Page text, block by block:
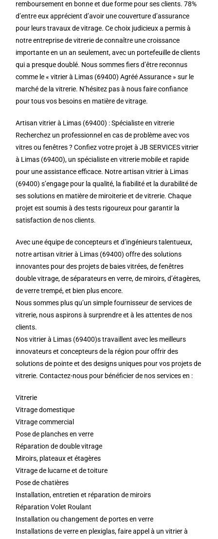
remboursement en bonne et due forme pour ses clients. 78%
d’entre eux apprécient d’avoir une couverture d’assurance
pour leurs travaux de vitrage. Ce choix judicieux a permis à
notre entreprise de vitrerie de connaître une croissance
importante en un an seulement, avec un portefeuille de clients
qui a presque doublé. Nous sommes fiers d’être reconnus
comme le « vitrier à Limas (69400) Agréé Assurance » sur le
marché de la vitrerie. N’hésitez pas à nous faire confiance
pour tous vos besoins en matière de vitrage.
Artisan vitrier à Limas (69400) : Spécialiste en vitrerie
Recherchez un professionnel en cas de problème avec vos
vitres ou fenêtres ? Confiez votre projet à JB SERVICES vitrier
à Limas (69400), un spécialiste en vitrerie mobile et rapide
pour une assistance efficace. Notre artisan vitrier à Limas
(69400) s’engage pour la qualité, la fiabilité et la durabilité de
ses solutions en matière de miroiterie et de vitrerie. Chaque
projet est soumis à des tests rigoureux pour garantir la
satisfaction de nos clients.
Avec une équipe de concepteurs et d’ingénieurs talentueux,
notre artisan vitrier à Limas (69400) offre des solutions
innovantes pour des projets de baies vitrées, de fenêtres
double vitrage, de séparateurs en verre, de miroirs, d’étagères,
de verre trempé, et bien plus encore.
Nous sommes plus qu’un simple fournisseur de services de
vitrerie, nous aspirons à surprendre et à les attentes de nos
clients.
Nos vitrier à Limas (69400)s travaillent avec les meilleurs
innovateurs et concepteurs de la région pour offrir des
solutions de pointe et des designs uniques pour vos projets de
vitrerie. Contactez-nous pour bénéficier de nos services en :
Vitrerie
Vitrage domestique
Vitrage commercial
Pose de planches en verre
Réparation de double vitrage
Miroirs, plateaux et étagères
Vitrage de lucarne et de toiture
Pose de chatières
Installation, entretien et réparation de miroirs
Réparation Volet Roulant
Installation ou changement de portes en verre
Installations de verre en plexiglas, faire appel à un vitrier à